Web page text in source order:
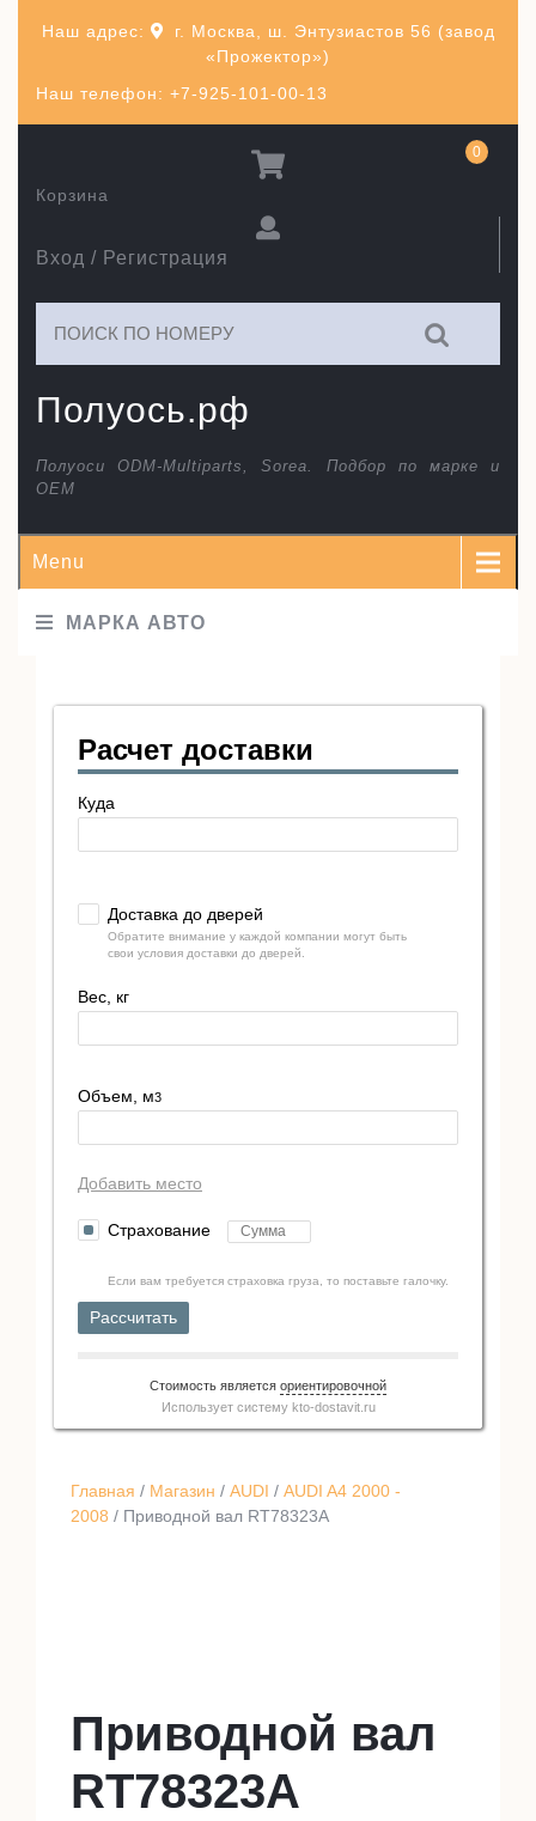
Наш телефон: +7-925-101-00-13
Наш адрес:
г. Москва, ш. Энтузиастов 56 (завод
«Прожектор»)
Полуось.рф
Полуоси ODM-Multiparts, Sorea. Подбор по марке и
ОЕМ
Вход / Регистрация
Корзина
0
Menu
МАРКА АВТО
Главная / Магазин / AUDI / AUDI A4 2000 -
2008 / Приводной вал RT78323A
Приводной вал
RT78323A
Расчет доставки
Куда
Доставка до дверей
Обратите внимание у каждой компании могут быть
свои условия доставки до дверей.
Вес, кг
Объем, м3
Добавить место
Страхование
Если вам требуется страховка груза, то поставьте галочку.
Рассчитать
Стоимость является ориентировочной
Использует систему kto-dostavit.ru